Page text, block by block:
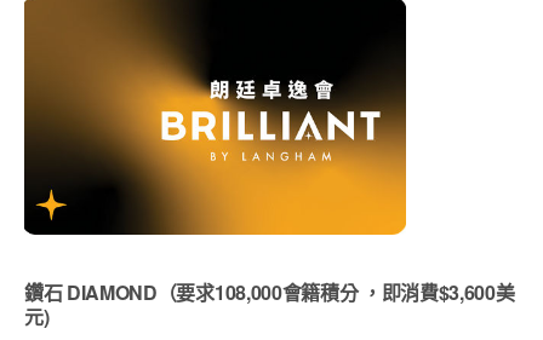
鑽石 DIAMOND（要求108,000會籍積分 ，即消費$3,600美
元)